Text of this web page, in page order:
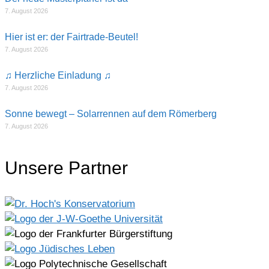
7. August 2026
Hier ist er: der Fairtrade-Beutel!
7. August 2026
♫ Herzliche Einladung ♫
7. August 2026
Sonne bewegt – Solarrennen auf dem Römerberg
7. August 2026
Unsere Partner